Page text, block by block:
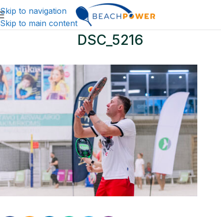
Skip to navigation
Skip to main content
DSC_5216